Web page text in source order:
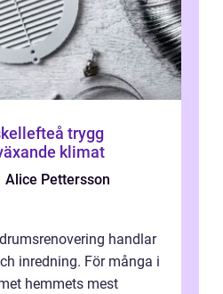
trygg
klimat
Alice Pettersson
handlar
inredning. För många i
hemmets mest